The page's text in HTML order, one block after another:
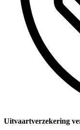
Uitvaartverzekering